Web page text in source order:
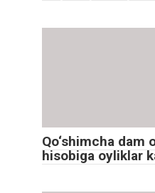
Qo‘shimcha dam
hisobiga oyliklar